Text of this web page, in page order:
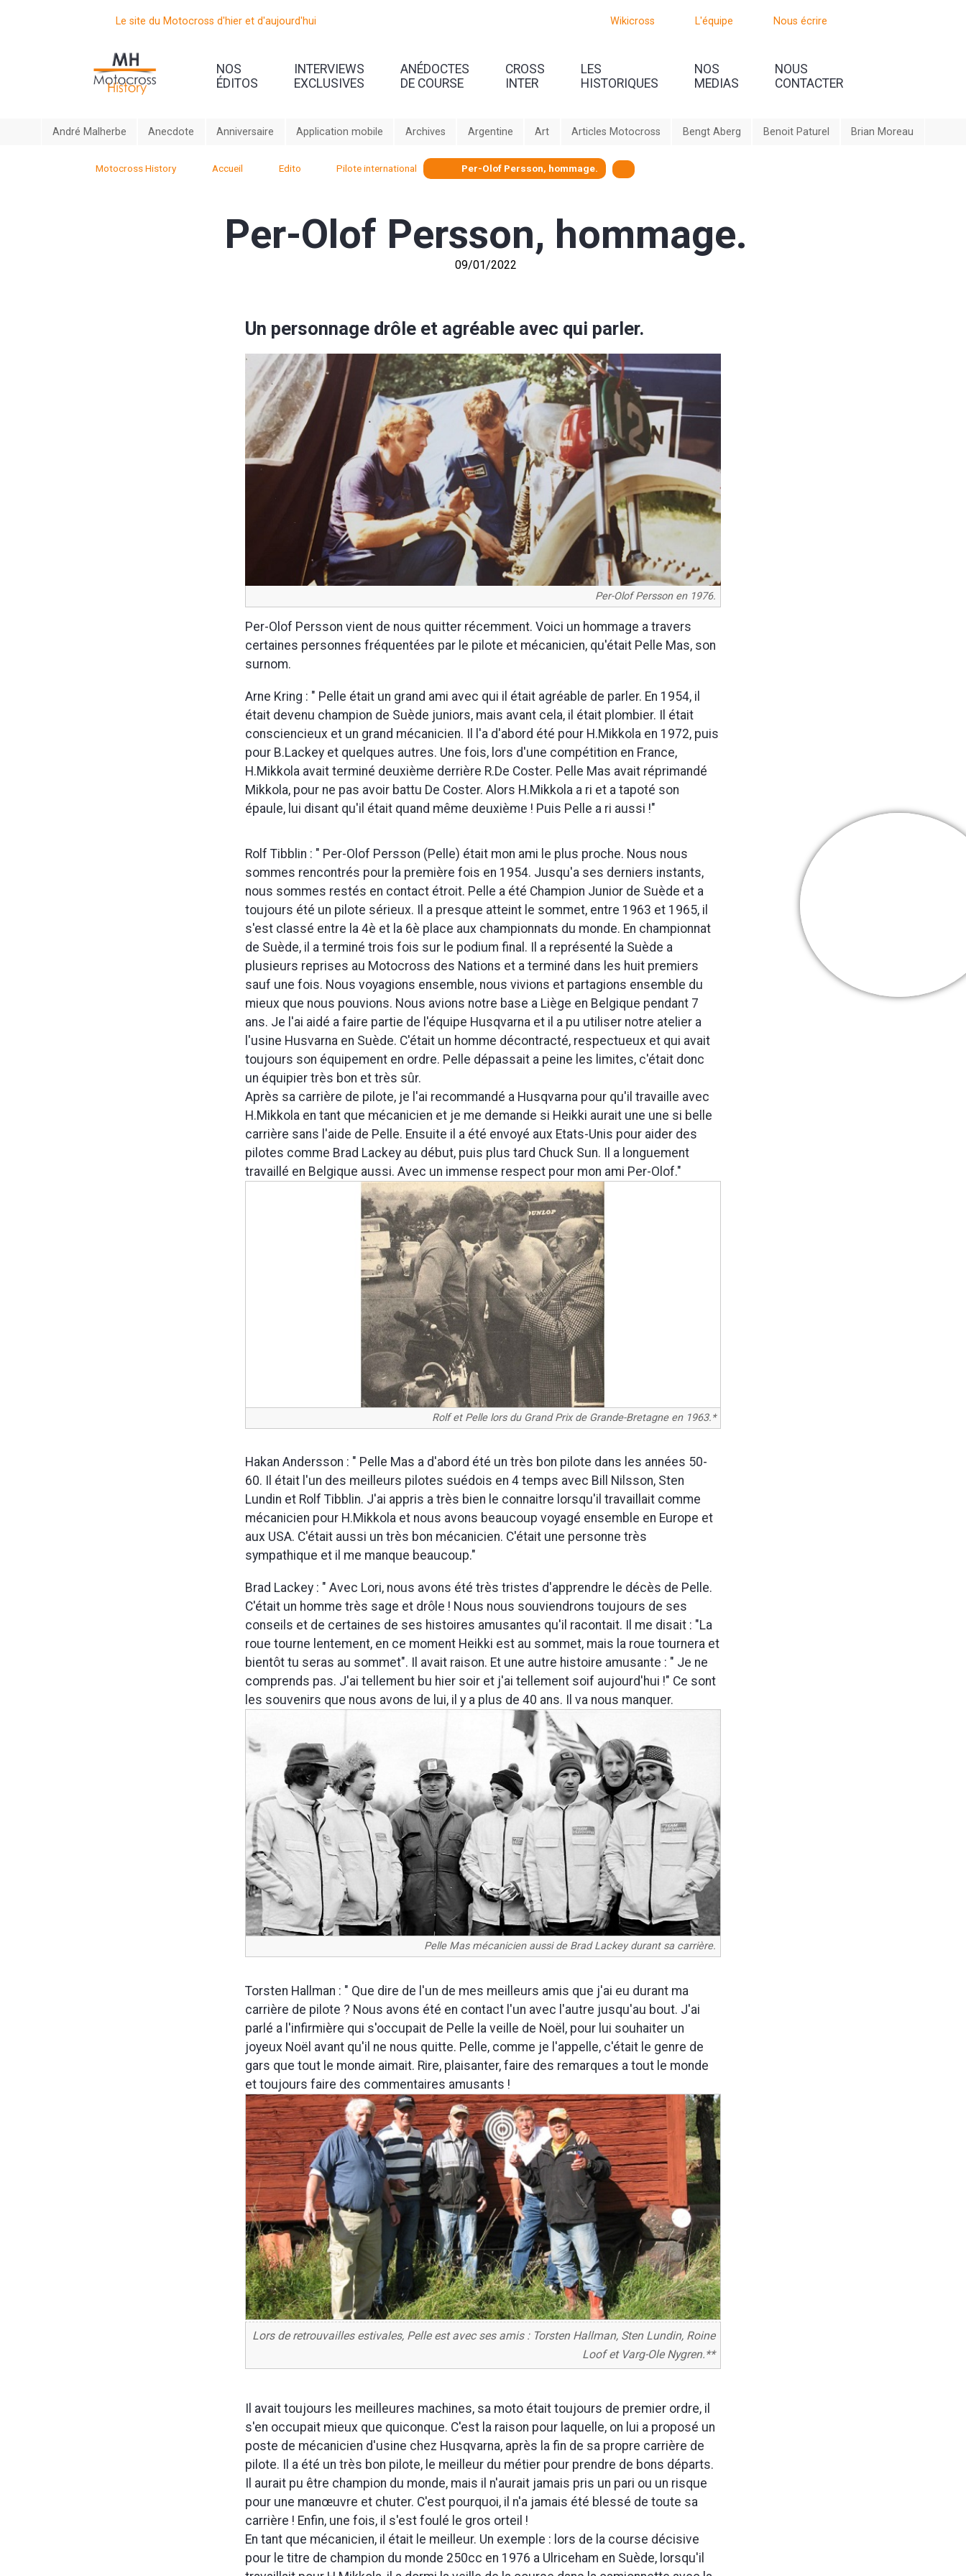
Le site du Motocross d'hier et d'aujourd'hui Wikicross L'équipe Nous écrire
NOS
ÉDITOS
INTERVIEWS
EXCLUSIVES
ANÉDOCTES
DE COURSE
CROSS
INTER
LES
HISTORIQUES
NOS
MEDIAS
NOUS
CONTACTER
André Malherbe Anecdote Anniversaire Application mobile Archives Argentine Art Articles Motocross Bengt Aberg Benoit Paturel Brian Moreau
Motocross History Accueil Edito Pilote international Per-Olof Persson, hommage.
Per-Olof Persson, hommage.
09/01/2022
Un personnage drôle et agréable avec qui parler.
Per-Olof Persson en 1976.
Per-Olof Persson vient de nous quitter récemment. Voici un hommage a travers
certaines personnes fréquentées par le pilote et mécanicien, qu'était Pelle Mas, son
surnom.
Arne Kring : " Pelle était un grand ami avec qui il était agréable de parler. En 1954, il
était devenu champion de Suède juniors, mais avant cela, il était plombier. Il était
consciencieux et un grand mécanicien. Il l'a d'abord été pour H.Mikkola en 1972, puis
pour B.Lackey et quelques autres. Une fois, lors d'une compétition en France,
H.Mikkola avait terminé deuxième derrière R.De Coster. Pelle Mas avait réprimandé
Mikkola, pour ne pas avoir battu De Coster. Alors H.Mikkola a ri et a tapoté son
épaule, lui disant qu'il était quand même deuxième ! Puis Pelle a ri aussi !"
Rolf Tibblin : " Per-Olof Persson (Pelle) était mon ami le plus proche. Nous nous
sommes rencontrés pour la première fois en 1954. Jusqu'a ses derniers instants,
nous sommes restés en contact étroit. Pelle a été Champion Junior de Suède et a
toujours été un pilote sérieux. Il a presque atteint le sommet, entre 1963 et 1965, il
s'est classé entre la 4è et la 6è place aux championnats du monde. En championnat
de Suède, il a terminé trois fois sur le podium final. Il a représenté la Suède a
plusieurs reprises au Motocross des Nations et a terminé dans les huit premiers
sauf une fois. Nous voyagions ensemble, nous vivions et partagions ensemble du
mieux que nous pouvions. Nous avions notre base a Liège en Belgique pendant 7
ans. Je l'ai aidé a faire partie de l'équipe Husqvarna et il a pu utiliser notre atelier a
l'usine Husvarna en Suède. C'était un homme décontracté, respectueux et qui avait
toujours son équipement en ordre. Pelle dépassait a peine les limites, c'était donc
un équipier très bon et très sûr.
Après sa carrière de pilote, je l'ai recommandé a Husqvarna pour qu'il travaille avec
H.Mikkola en tant que mécanicien et je me demande si Heikki aurait une une si belle
carrière sans l'aide de Pelle. Ensuite il a été envoyé aux Etats-Unis pour aider des
pilotes comme Brad Lackey au début, puis plus tard Chuck Sun. Il a longuement
travaillé en Belgique aussi. Avec un immense respect pour mon ami Per-Olof."
Rolf et Pelle lors du Grand Prix de Grande-Bretagne en 1963.*
Hakan Andersson : " Pelle Mas a d'abord été un très bon pilote dans les années 50-
60. Il était l'un des meilleurs pilotes suédois en 4 temps avec Bill Nilsson, Sten
Lundin et Rolf Tibblin. J'ai appris a très bien le connaitre lorsqu'il travaillait comme
mécanicien pour H.Mikkola et nous avons beaucoup voyagé ensemble en Europe et
aux USA. C'était aussi un très bon mécanicien. C'était une personne très
sympathique et il me manque beaucoup."
Brad Lackey : " Avec Lori, nous avons été très tristes d'apprendre le décès de Pelle.
C'était un homme très sage et drôle ! Nous nous souviendrons toujours de ses
conseils et de certaines de ses histoires amusantes qu'il racontait. Il me disait : "La
roue tourne lentement, en ce moment Heikki est au sommet, mais la roue tournera et
bientôt tu seras au sommet". Il avait raison. Et une autre histoire amusante : " Je ne
comprends pas. J'ai tellement bu hier soir et j'ai tellement soif aujourd'hui !" Ce sont
les souvenirs que nous avons de lui, il y a plus de 40 ans. Il va nous manquer.
Pelle Mas mécanicien aussi de Brad Lackey durant sa carrière.
Torsten Hallman : " Que dire de l'un de mes meilleurs amis que j'ai eu durant ma
carrière de pilote ? Nous avons été en contact l'un avec l'autre jusqu'au bout. J'ai
parlé a l'infirmière qui s'occupait de Pelle la veille de Noël, pour lui souhaiter un
joyeux Noël avant qu'il ne nous quitte. Pelle, comme je l'appelle, c'était le genre de
gars que tout le monde aimait. Rire, plaisanter, faire des remarques a tout le monde
et toujours faire des commentaires amusants !
Lors de retrouvailles estivales, Pelle est avec ses amis : Torsten Hallman, Sten Lundin, Roine
Loof et Varg-Ole Nygren.**
Il avait toujours les meilleures machines, sa moto était toujours de premier ordre, il
s'en occupait mieux que quiconque. C'est la raison pour laquelle, on lui a proposé un
poste de mécanicien d'usine chez Husqvarna, après la fin de sa propre carrière de
pilote. Il a été un très bon pilote, le meilleur du métier pour prendre de bons départs.
Il aurait pu être champion du monde, mais il n'aurait jamais pris un pari ou un risque
pour une manœuvre et chuter. C'est pourquoi, il n'a jamais été blessé de toute sa
carrière ! Enfin, une fois, il s'est foulé le gros orteil !
En tant que mécanicien, il était le meilleur. Un exemple : lors de la course décisive
pour le titre de champion du monde 250cc en 1976 a Ulriceham en Suède, lorsqu'il